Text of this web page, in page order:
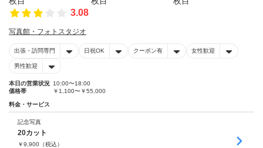
3.08
写真館・フォトスタジオ
出張・訪問専門 日祝OK クーポン有 女性歓迎
男性歓迎
本日の営業状況 10:00〜18:00
価格帯
￥1,100〜￥55,000
料金・サービス
記念写真
20カット
￥9,900 （税込）